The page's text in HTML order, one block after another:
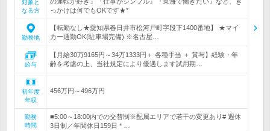
対象と
なる方
っかけは何でもOKです★*
勤務地
【転勤なし★愛知県春日井市松河戸町字段下1400番地】 ★マイ
カー通勤OK(駐車場完備) ※名古屋…
給与
【月給30万9165円～34万1333円＋ 各種手当 ＋ 賞与】経験・年
齢を考慮の上、当社規定により優遇します試用期…
初年度
年収
456万円～496万円
勤務
時間
■5:00～18:00内での交替制※配属エリアで若干の変更あり# 週休
3日制／年間休日159日 * …